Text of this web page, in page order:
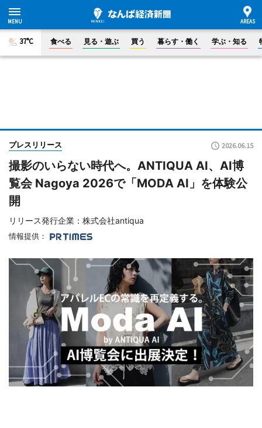
37°C 食べる 見る・遊ぶ 買う 暮らす・働く 学ぶ・知る
プレスリリース 2026.06.15
撮影のいらない時代へ。ANTIQUA AI、AI博
覧会 Nagoya 2026で「MODA AI」を体験公
開
リリース発行企業：株式会社antiqua
情報提供：